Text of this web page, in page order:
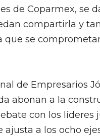
de Coparmex, se
compartirla y
se
de Empresarios
abonan a la
con los líderes
a los ocho